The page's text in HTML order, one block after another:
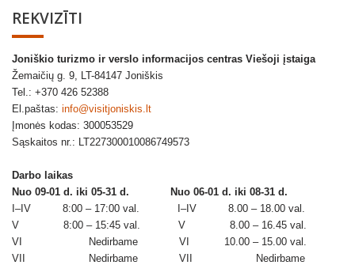
REKVIZĪTI
Joniškio turizmo ir verslo informacijos centras Viešoji įstaiga
Žemaičių g. 9, LT-84147 Joniškis
Tel.: +370 426 52388
El.paštas: info@visitjoniskis.lt
Įmonės kodas: 300053529
Sąskaitos nr.: LT227300010086749573
Darbo laikas
Nuo 09-01 d. iki 05-31 d. Nuo 06-01 d. iki 08-31 d.
I–IV 8:00 – 17:00 val. I–IV 8.00 – 18.00 val.
V 8:00 – 15:45 val. V 8.00 – 16.45 val.
VI Nedirbame VI 10.00 – 15.00 val.
VII Nedirbame VII Nedirbame